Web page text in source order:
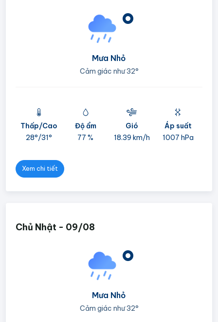
°
Mưa Nhỏ
Cảm giác như32°
Thấp/Cao
28°/31°
Độ ẩm
77 %
Gió
18.39 km/h
Áp suất
1007 hPa
Xem chi tiết
Chủ Nhật - 09/08
°
Mưa Nhỏ
Cảm giác như32°